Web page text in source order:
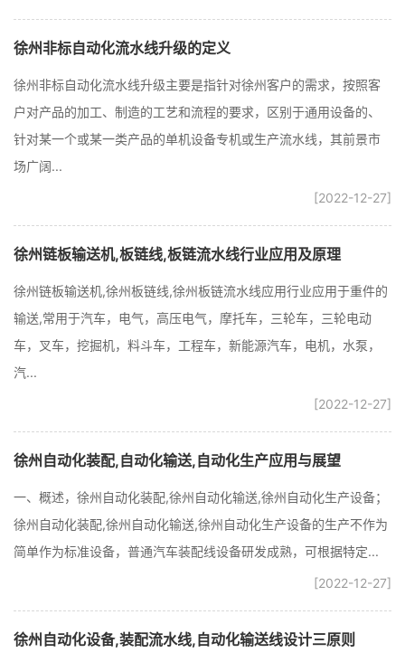
徐州非标自动化流水线升级的定义
徐州非标自动化流水线升级主要是指针对徐州客户的需求，按照客
户对产品的加工、制造的工艺和流程的要求，区别于通用设备的、
针对某一个或某一类产品的单机设备专机或生产流水线，其前景市
场广阔...
[2022-12-27]
徐州链板输送机,板链线,板链流水线行业应用及原理
徐州链板输送机,徐州板链线,徐州板链流水线应用行业应用于重件的
输送,常用于汽车，电气，高压电气，摩托车，三轮车，三轮电动
车，叉车，挖掘机，料斗车，工程车，新能源汽车，电机，水泵，
汽...
[2022-12-27]
徐州自动化装配,自动化输送,自动化生产应用与展望
一、概述，徐州自动化装配,徐州自动化输送,徐州自动化生产设备；
徐州自动化装配,徐州自动化输送,徐州自动化生产设备的生产不作为
简单作为标准设备，普通汽车装配线设备研发成熟，可根据特定...
[2022-12-27]
徐州自动化设备,装配流水线,自动化输送线设计三原则